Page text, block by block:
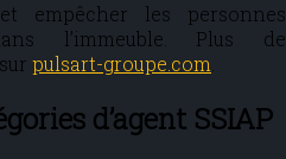
empêcher les personnes
l’immeuble. Plus de
pulsart-groupe.com
d’agent SSIAP